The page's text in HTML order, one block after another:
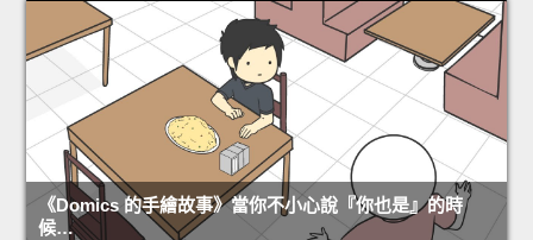
《Domics 的手繪故事》當你不小心說『你也是』的時
候…